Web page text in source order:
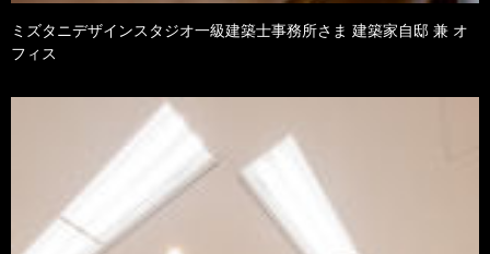
ミズタニデザインスタジオ一級建築士事務所さま 建築家自邸 兼 オ
フィス